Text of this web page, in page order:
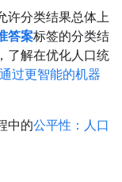
许分类结果总体上
答案标签的分类结
了解在优化人口统
过更智能的机器
中的公平性：人口